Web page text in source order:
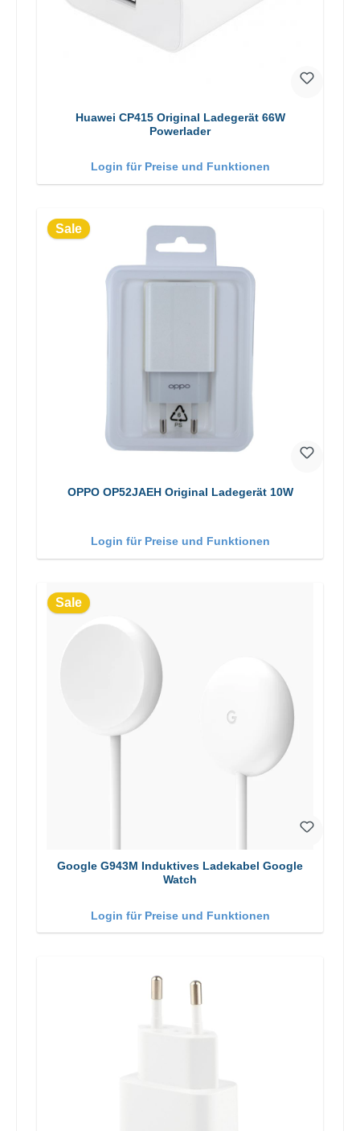
Huawei CP415 Original Ladegerät 66W
Powerlader
Login für Preise und Funktionen
Sale
OPPO OP52JAEH Original Ladegerät 10W
Login für Preise und Funktionen
Sale
Google G943M Induktives Ladekabel Google
Watch
Login für Preise und Funktionen